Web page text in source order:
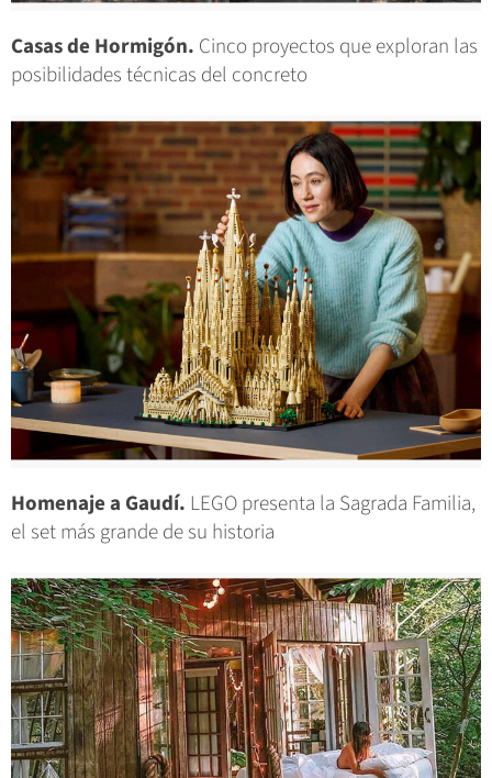
Casas de Hormigón. Cinco proyectos que exploran las
posibilidades técnicas del concreto
Homenaje a Gaudí. LEGO presenta la Sagrada Familia,
el set más grande de su historia